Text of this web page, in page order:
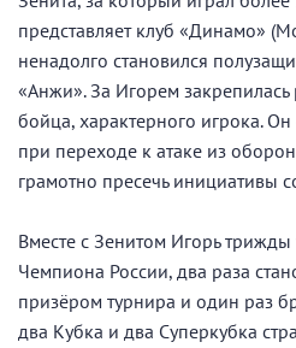
представляет клуб «Динамо»
ненадолго становился
«Анжи». За Игорем закрепилась
бойца, характерного игрока.
при переходе к атаке из
грамотно пресечь инициативы
Вместе с Зенитом Игорь трижды
Чемпиона России, два раза
призёром турнира и один раз
два Кубка и два Суперкубка